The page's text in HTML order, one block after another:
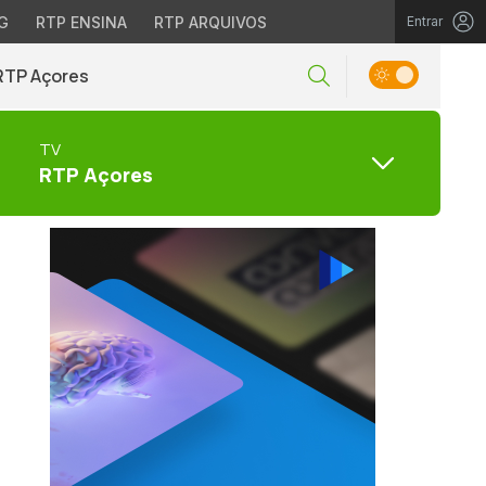
RTP ENSINA RTP ARQUIVOS Entrar
Açores
TV
RTP Açores